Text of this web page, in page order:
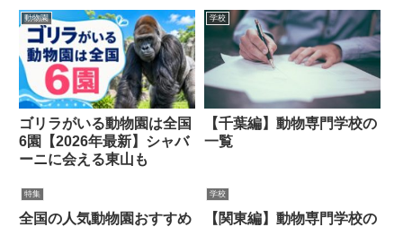
動物園
ゴリラがいる動物園は全国
6園【2026年最新】シャバ
ーニに会える東山も
学校
【千葉編】動物専門学校の
一覧
特集
全国の人気動物園おすすめ
学校
【関東編】動物専門学校の